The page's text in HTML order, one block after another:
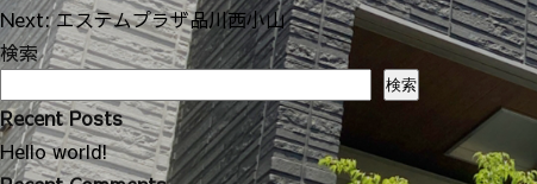
稿
ナ
ゲ
ー
Next: エステムプラザ品川西小山
検索
検索
Recent Posts
Hello world!